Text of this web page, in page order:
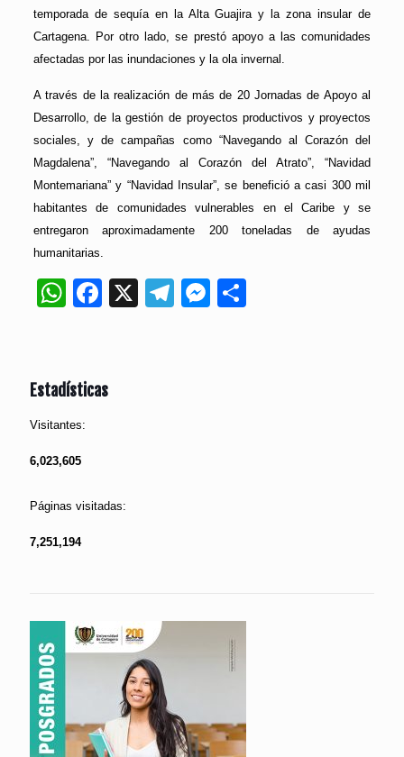
temporada de sequía en la Alta Guajira y la zona insular de
Cartagena. Por otro lado, se prestó apoyo a las comunidades
afectadas por las inundaciones y la ola invernal.
A través de la realización de más de 20 Jornadas de Apoyo al
Desarrollo, de la gestión de proyectos productivos y proyectos
sociales, y de campañas como “Navegando al Corazón del
Magdalena”, “Navegando al Corazón del Atrato”, “Navidad
Montemariana” y “Navidad Insular”, se benefició a casi 300 mil
habitantes de comunidades vulnerables en el Caribe y se
entregaron aproximadamente 200 toneladas de ayudas
humanitarias.
WhatsApp
Facebook
X Telegram
Messenger
Estadísticas
Visitantes:
6,023,605
Páginas visitadas:
7,251,194